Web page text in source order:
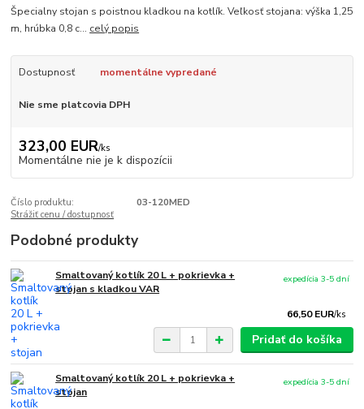
Špecialny stojan s poistnou kladkou na kotlík. Veľkosť stojana: výška 1,25
m, hrúbka 0,8 c... celý popis
Dostupnosť momentálne vypredané
Nie sme platcovia DPH
323,00 EUR/ks
Momentálne nie je k dispozícii
Číslo produktu:
03-120MED
Strážiť cenu / dostupnosť
Podobné produkty
Smaltovaný kotlík 20 L + pokrievka +
stojan s kladkou VAR
66,50 EUR/ks
expedícia 3-5 dní
Pridať do košíka
Smaltovaný kotlík 20 L + pokrievka +
stojan
expedícia 3-5 dní